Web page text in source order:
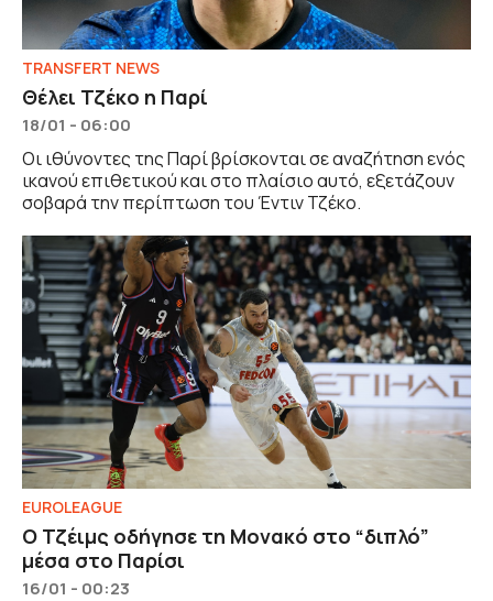
TRANSFERT NEWS
Θέλει Τζέκο η Παρί
18/01 - 06:00
Οι ιθύνοντες της Παρί βρίσκονται σε αναζήτηση ενός
ικανού επιθετικού και στο πλαίσιο αυτό, εξετάζουν
σοβαρά την περίπτωση του Έντιν Τζέκο.
EUROLEAGUE
Ο Τζέιμς οδήγησε τη Μονακό στο “διπλό”
μέσα στο Παρίσι
16/01 - 00:23